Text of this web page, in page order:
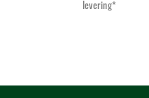
levering*